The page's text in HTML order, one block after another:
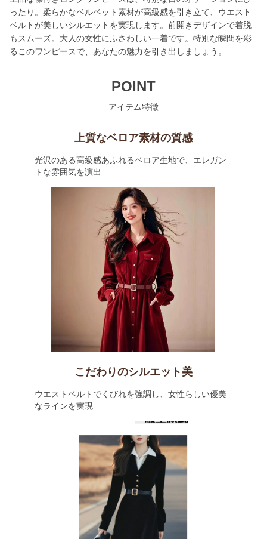
ったり。柔らかなベルベット素材が高級感を引き立て、ウエスト
ベルトが美しいシルエットを実現します。前開きデザインで着脱
もスムーズ。大人の女性にふさわしい一着です。特別な瞬間を彩
るこのワンピースで、あなたの魅力を引き出しましょう。
POINT
アイテム特徴
上質なベロア素材の質感
光沢のある高級感あふれるベロア生地で、エレガン
トな雰囲気を演出
こだわりのシルエット美
ウエストベルトでくびれを強調し、女性らしい優美
なラインを実現